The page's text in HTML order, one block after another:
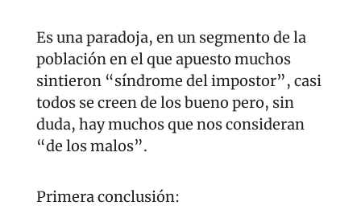
Es una paradoja, en un segmento de la
población en el que apuesto muchos
sintieron “síndrome del impostor”, casi
todos se creen de los bueno pero, sin
duda, hay muchos que nos consideran
“de los malos”.
Primera conclusión: